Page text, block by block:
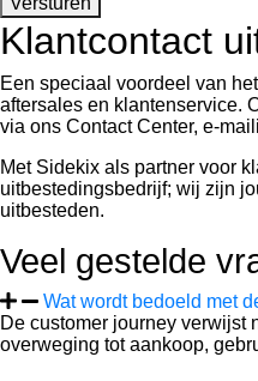
Klantcontact
Een speciaal voordeel van
aftersales en klantenservice.
via ons Contact Center, e-
Met Sidekix als partner voor
uitbestedingsbedrijf; wij zijn
uitbesteden.
Veel gestelde
Wat wordt bedoeld met
De customer journey verwijst
overweging tot aankoop,